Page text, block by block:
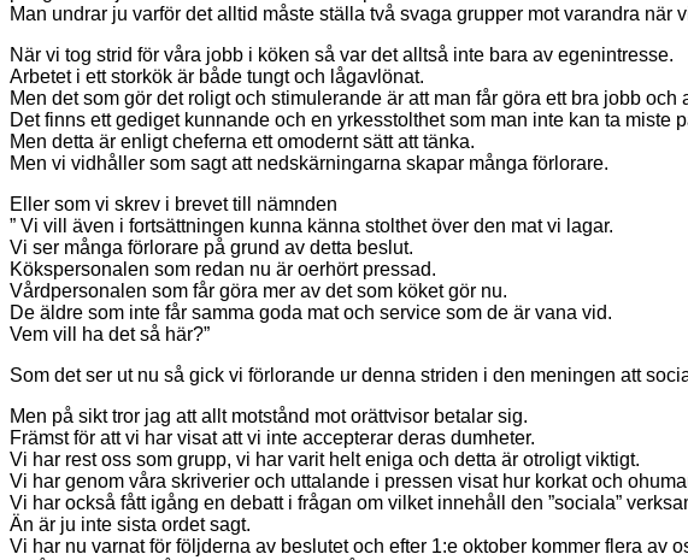
Man undrar ju varför det alltid måste ställa två svaga grupper mot varandra
När vi tog strid för våra jobb i köken så var det alltså inte bara av egenintresse.
Arbetet i ett storkök är både tungt och lågavlönat.
Men det som gör det roligt och stimulerande är att man får göra ett bra jobb och
Det finns ett gediget kunnande och en yrkesstolthet som man inte kan ta miste
Men detta är enligt cheferna ett omodernt sätt att tänka.
Men vi vidhåller som sagt att nedskärningarna skapar många förlorare.
Eller som vi skrev i brevet till nämnden
” Vi vill även i fortsättningen kunna känna stolthet över den mat vi lagar.
Vi ser många förlorare på grund av detta beslut.
Kökspersonalen som redan nu är oerhört pressad.
Vårdpersonalen som får göra mer av det som köket gör nu.
De äldre som inte får samma goda mat och service som de är vana vid.
Vem vill ha det så här?”
Som det ser ut nu så gick vi förlorande ur denna striden i den meningen att
Men på sikt tror jag att allt motstånd mot orättvisor betalar sig.
Främst för att vi har visat att vi inte accepterar deras dumheter.
Vi har rest oss som grupp, vi har varit helt eniga och detta är otroligt viktigt.
Vi har genom våra skriverier och uttalande i pressen visat hur korkat och
Vi har också fått igång en debatt i frågan om vilket innehåll den ”sociala”
Än är ju inte sista ordet sagt.
Vi har nu varnat för följderna av beslutet och efter 1:e oktober kommer flera av